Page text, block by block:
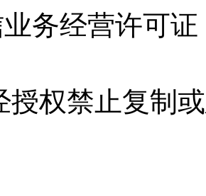
业务经营许可
授权禁止复制